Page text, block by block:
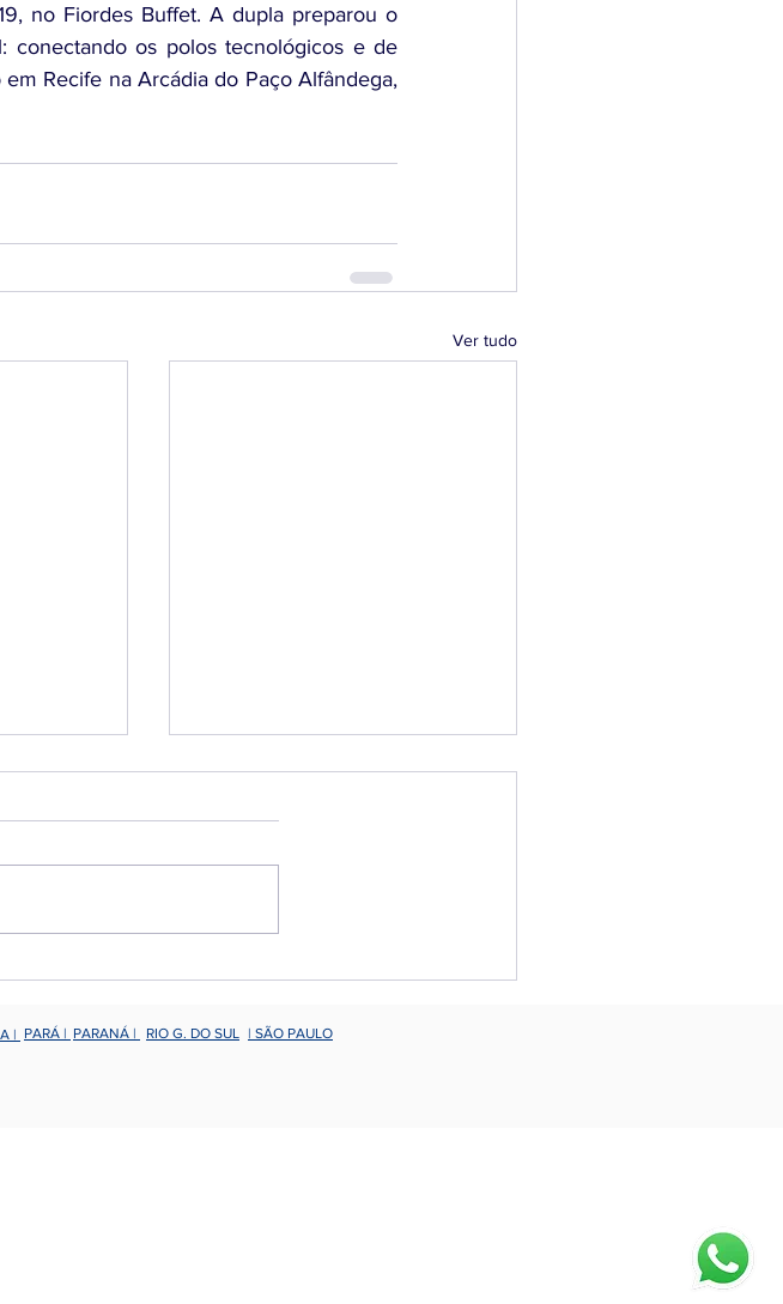
no Fiordes Buffet. A dupla preparou o
conectando os polos tecnológicos e de
Recife na Arcádia do Paço Alfândega,
Ver tudo
| PARÁ | PARANÁ | RIO G. DO SUL | SÃO PAULO